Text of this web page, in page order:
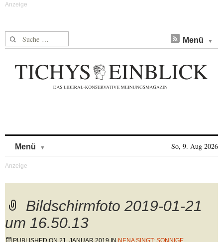
Suche nach: Menü
Menü So, 9. Aug 2026
Bildschirmfoto 2019-01-21
um 16.50.13
PUBLISHED ON 21. JANUAR 2019 IN NENA SINGT: SONNIGE